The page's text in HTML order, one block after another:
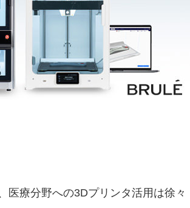
医療分野への3Dプリンタ活用は徐々